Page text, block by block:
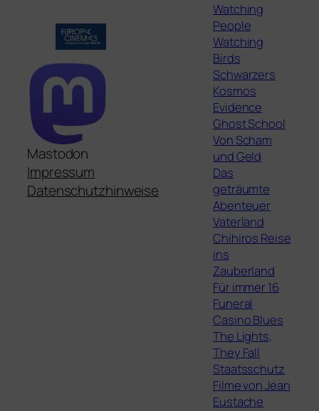
Mastodon
Impressum
Datenschutzhinweise
Watching
People
Watching
Birds
Schwarzers
Kosmos
Evidence
Ghost School
Von Scham
und Geld
Das
geträumte
Abenteuer
Vaterland
Chihiros Reise
ins
Zauberland
Für immer 16
Funeral
Casino Blues
The Lights,
They Fall
Staatsschutz
Filme von Jean
Eustache